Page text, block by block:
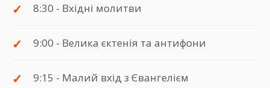
8:30 - Вхідні молитви
9:00 - Велика єктенія та антифони
9:15 - Малий вхід з Євангелієм